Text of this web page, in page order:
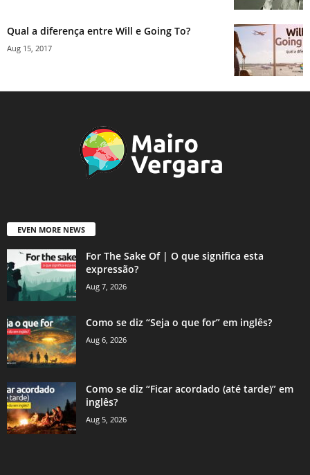
Qual a diferença entre Will e Going To?
Aug 15, 2017
EVEN MORE NEWS
For The Sake Of | O que significa esta
expressão?
Aug 7, 2026
Como se diz “Seja o que for” em inglês?
Aug 6, 2026
Como se diz “Ficar acordado (até tarde)” em
inglês?
Aug 5, 2026